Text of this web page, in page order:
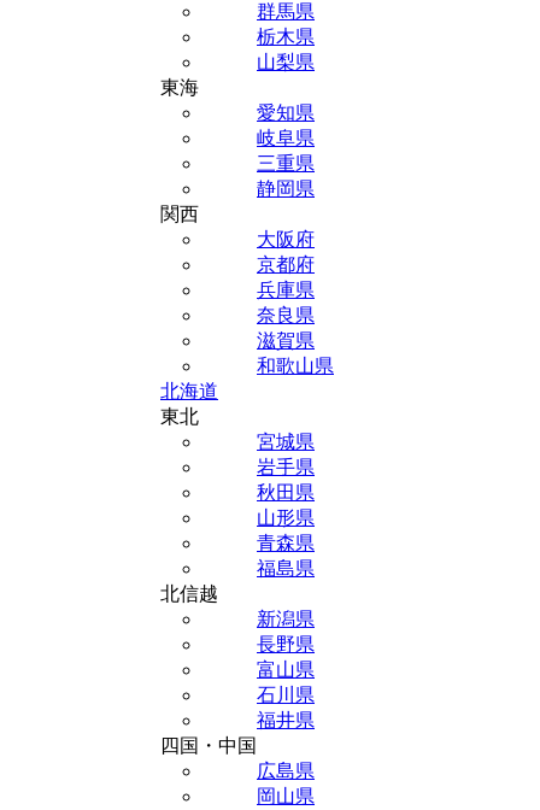
群馬県
栃木県
山梨県
東海
愛知県
岐阜県
三重県
静岡県
関西
大阪府
京都府
兵庫県
奈良県
滋賀県
和歌山県
北海道
東北
宮城県
岩手県
秋田県
山形県
青森県
福島県
北信越
新潟県
長野県
富山県
石川県
福井県
四国・中国
広島県
岡山県